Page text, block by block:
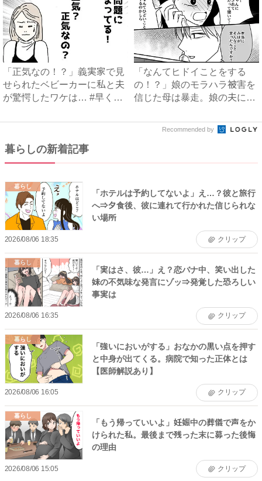
「正気なの！？」義実家で見
せられたベビーカーに私と夫
が驚愕したワケは… #早く
「なんてヒドイことをする
の！？」娘のモラハラ被害を
信じた母は暴走。娘の夫に電
Recommended by
暮らしの新着記事
暮らし
「ホテルは予約してないよ」え…？彼と旅行
へ⇒夕食後、彼に連れて行かれた信じられな
い場所
2026/08/06 18:35 クリップ
暮らし
「実はさ、彼…」え？恋バナ中、笑い出した
妹の不気味な発言にゾッ⇒発覚した恐ろしい
事実は
2026/08/06 16:35 クリップ
暮らし
「強いにおいがする」おなかの黒い点を押す
と中身が出てくる。病院で知った正体とは
【医師解説あり】
2026/08/06 16:05 クリップ
暮らし
「もう帰っていいよ」妊娠中の葬儀で声をか
けられた私。最後まで残った末に募った後悔
の理由
2026/08/06 15:05 クリップ